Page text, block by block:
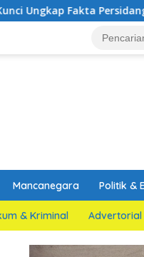
Persidangan Yang
Mancanegara Politik &
& Kriminal Advertorial